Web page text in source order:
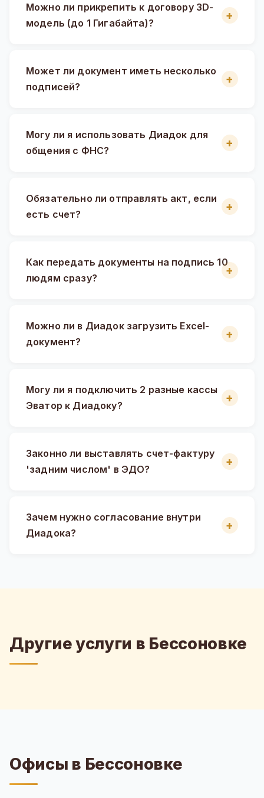
Можно ли прикрепить к договору 3D-
модель (до 1 Гигабайта)?
Может ли документ иметь несколько
подписей?
Могу ли я использовать Диадок для
общения с ФНС?
Обязательно ли отправлять акт, если
есть счет?
Как передать документы на подпись 10
людям сразу?
Можно ли в Диадок загрузить Excel-
документ?
Могу ли я подключить 2 разные кассы
Эватор к Диадоку?
Законно ли выставлять счет-фактуру
'задним числом' в ЭДО?
Зачем нужно согласование внутри
Диадока?
Другие услуги в Бессоновке
Офисы в Бессоновке